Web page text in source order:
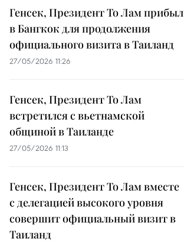
Генсек, Президент То Лам прибыл
в Бангкок для продолжения
официального визита в Таиланд
27/05/2026 11:26
Генсек, Президент То Лам
встретился с вьетнамской
общиной в Таиланде
27/05/2026 11:13
Генсек, Президент То Лам вместе
с делегацией высокого уровня
совершит официальный визит в
Таиланд